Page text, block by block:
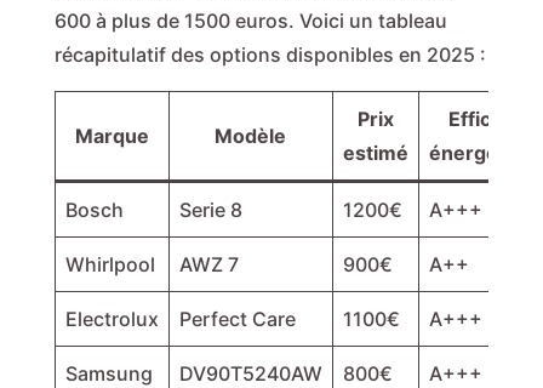
600 à plus de 1500 euros. Voici un tableau
récapitulatif des options disponibles en 2025 :
Marque Modèle
Prix
estimé
Efficient
Bosch Serie 8 1200€ A+++
Whirlpool AWZ 7 900€ A++
Electrolux Perfect Care 1100€ A+++
Samsung DV90T5240AW 800€ A+++